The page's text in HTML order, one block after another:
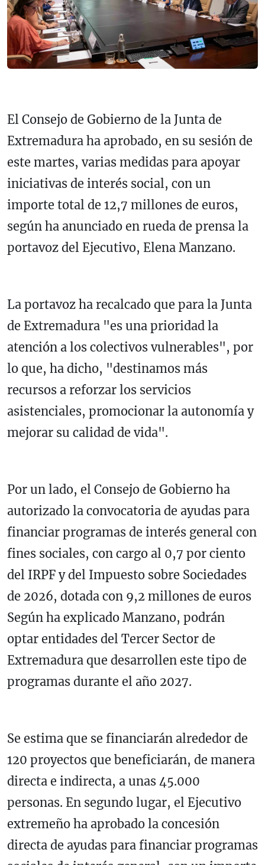
El Consejo de Gobierno de la Junta de
Extremadura ha aprobado, en su sesión de
este martes, varias medidas para apoyar
iniciativas de interés social, con un
importe total de 12,7 millones de euros,
según ha anunciado en rueda de prensa la
portavoz del Ejecutivo, Elena Manzano.
La portavoz ha recalcado que para la Junta
de Extremadura "es una prioridad la
atención a los colectivos vulnerables", por
lo que, ha dicho, "destinamos más
recursos a reforzar los servicios
asistenciales, promocionar la autonomía y
mejorar su calidad de vida".
Por un lado, el Consejo de Gobierno ha
autorizado la convocatoria de ayudas para
financiar programas de interés general con
fines sociales, con cargo al 0,7 por ciento
del IRPF y del Impuesto sobre Sociedades
de 2026, dotada con 9,2 millones de euros
Según ha explicado Manzano, podrán
optar entidades del Tercer Sector de
Extremadura que desarrollen este tipo de
programas durante el año 2027.
Se estima que se financiarán alrededor de
120 proyectos que beneficiarán, de manera
directa e indirecta, a unas 45.000
personas. En segundo lugar, el Ejecutivo
extremeño ha aprobado la concesión
directa de ayudas para financiar programas